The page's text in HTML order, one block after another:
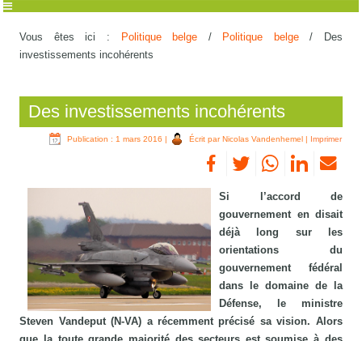
Vous êtes ici : Politique belge / Politique belge/
Des
investissements incohérents
Des investissements incohérents
Publication : 1 mars 2016 | Écrit par Nicolas Vandenhemel| Imprimer
Si l’accord de
gouvernement en disait
déjà long sur les
orientations du
gouvernement fédéral
dans le domaine de la
Défense, le ministre
Steven Vandeput (N-VA) a récemment précisé sa vision. Alors